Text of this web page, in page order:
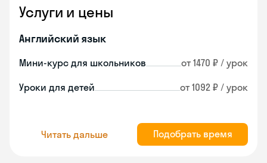
Услуги и цены
Английский язык
Мини-курс для школьников от 1470 ₽ / урок
Уроки для детей от 1092 ₽ / урок
Читать дальше Подобрать время